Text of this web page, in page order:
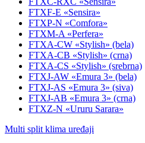
FTXF-E «Sensira»
FTXP-N «Comfora»
FTXM-A «Perfera»
FTXA-CW «Stylish» (bela)
FTXA-CB «Stylish» (crna)
FTXA-CS «Stylish» (srebrna)
FTXJ-AW «Emura 3» (bela)
FTXJ-AS «Emura 3» (siva)
FTXJ-AB «Emura 3» (crna)
FTXZ-N «Ururu Sarara»
Multi split klima uređaji